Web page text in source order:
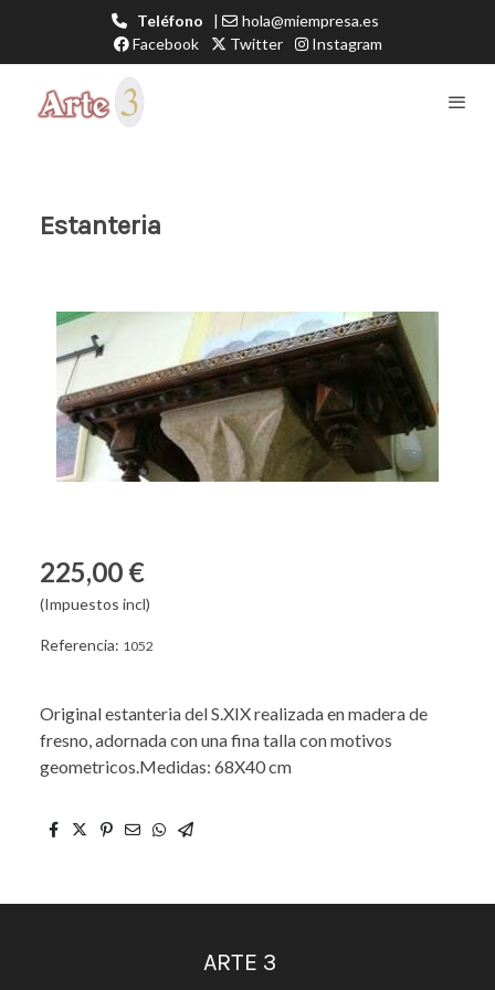
Teléfono |
hola@miempresa.es
Facebook
Twitter Instagram
Estanteria
225,00 €
(Impuestos incl)
Referencia: 1052
Original estanteria del S.XIX realizada en madera de
fresno, adornada con una fina talla con motivos
geometricos.Medidas: 68X40 cm
ARTE 3